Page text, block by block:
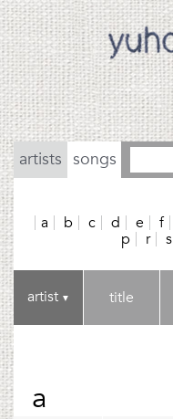
artists songs
a b c d e f
p
r s
artist▼ title
a